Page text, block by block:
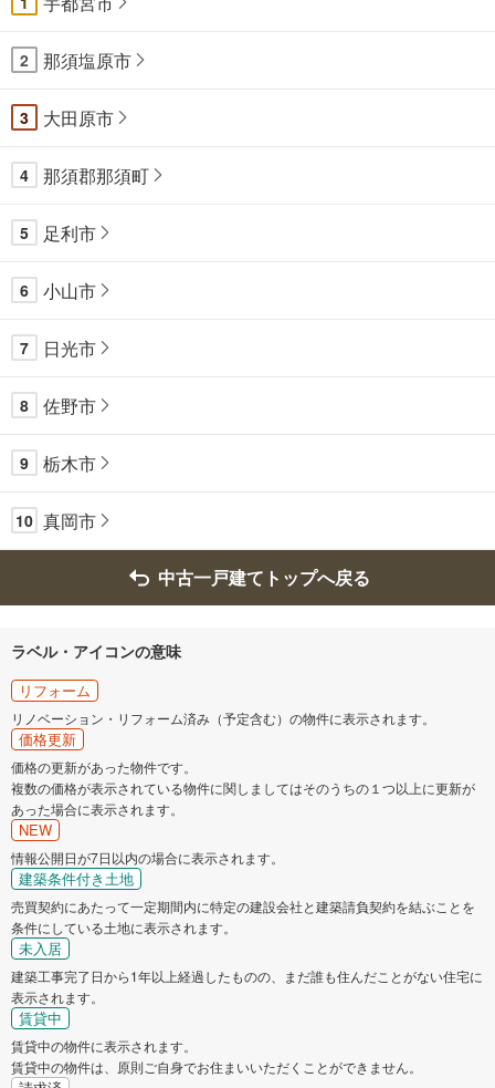
2 那須塩原市
3 大田原市
4 那須郡那須町
5 足利市
6 小山市
7 日光市
8 佐野市
9 栃木市
10 真岡市
中古一戸建てトップへ戻る
ラベル・アイコンの意味
リフォーム
リノベーション・リフォーム済み（予定含む）の物件に表示されます。
価格更新
価格の更新があった物件です。
複数の価格が表示されている物件に関しましてはそのうちの１つ以上に更新が
あった場合に表示されます。
NEW
情報公開日が7日以内の場合に表示されます。
建築条件付き土地
売買契約にあたって一定期間内に特定の建設会社と建築請負契約を結ぶことを
条件にしている土地に表示されます。
未入居
建築工事完了日から1年以上経過したものの、まだ誰も住んだことがない住宅に
表示されます。
賃貸中
賃貸中の物件に表示されます。
賃貸中の物件は、原則ご自身でお住まいいただくことができません。